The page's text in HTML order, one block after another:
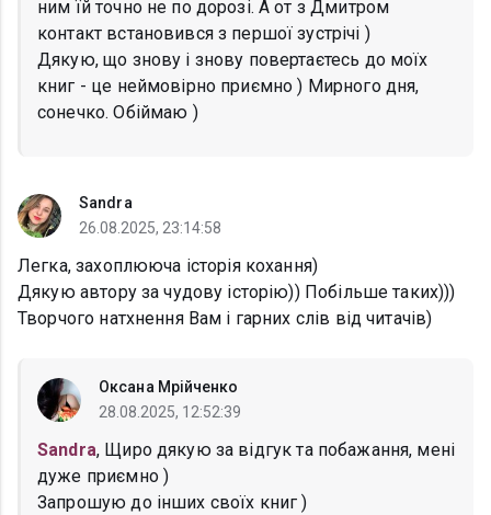
ним їй точно не по дорозі. А от з Дмитром
контакт встановився з першої зустрічі )
Дякую, що знову і знову повертаєтесь до моїх
книг - це неймовірно приємно ) Мирного дня,
сонечко. Обіймаю )
Sandra
26.08.2025, 23:14:58
Легка, захоплююча історія кохання)
Дякую автору за чудову історію)) Побільше таких)))
Творчого натхнення Вам і гарних слів від читачів)
Оксана Мрійченко
28.08.2025, 12:52:39
Sandra, Щиро дякую за відгук та побажання, мені
дуже приємно )
Запрошую до інших своїх книг )